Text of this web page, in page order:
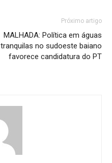
Próximo artigo
MALHADA: Política em águas
tranquilas no sudoeste baiano
favorece candidatura do PT